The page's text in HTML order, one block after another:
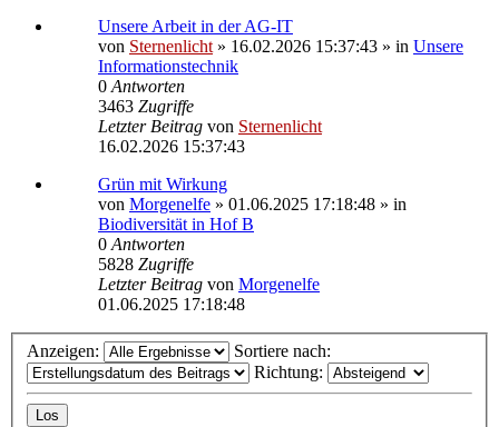
Unsere Arbeit in der AG-IT
von Sternenlicht » 16.02.2026 15:37:43 » in Unsere
Informationstechnik
0 Antworten
3463 Zugriffe
Letzter Beitrag von Sternenlicht
16.02.2026 15:37:43
Grün mit Wirkung
von Morgenelfe » 01.06.2025 17:18:48 » in
Biodiversität in Hof B
0 Antworten
5828 Zugriffe
Letzter Beitrag von Morgenelfe
01.06.2025 17:18:48
Anzeigen:
Sortiere nach:
Richtung: